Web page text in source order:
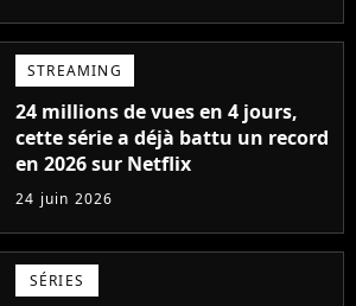
STREAMING
24 millions de vues en 4 jours,
cette série a déjà battu un record
en 2026 sur Netflix
24 juin 2026
SÉRIES